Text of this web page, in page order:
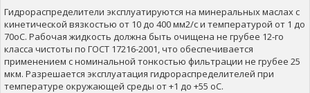
Гидрораспределители эксплуатируются на минеральных маслах с
кинетической вязкостью от 10 до 400 мм2/с и температурой от 1 до
70оС. Рабочая жидкость должна быть очищена не грубее 12-го
класса чистоты по ГОСТ 17216-2001, что обеспечивается
применением с номинальной тонкостью фильтрации не грубее 25
мкм. Разрешается эксплуатация гидрораспределителей при
температуре окружающей среды от +1 до +55 оС.